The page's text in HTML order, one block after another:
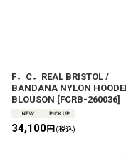
F．C．REAL BRISTOL /
BANDANA NYLON
BLOUSON [FCRB-260036]
34,100円(税込)